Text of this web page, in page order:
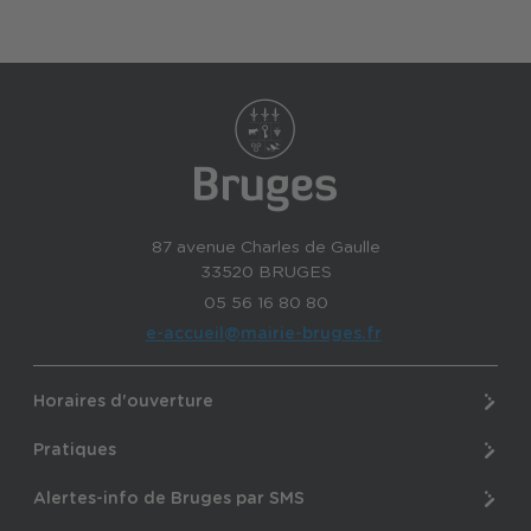
87 avenue Charles de Gaulle
33520 BRUGES
05 56 16 80 80
e-accueil@mairie-bruges.fr
Horaires d'ouverture
Pratiques
Alertes-info de Bruges par SMS